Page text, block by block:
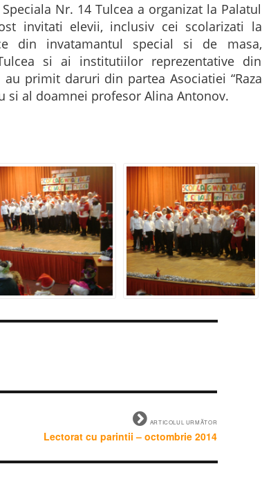
Nr. 14 Tulcea a organizat la Palatul
invitati elevii, inclusiv cei scolarizati la
din invatamantul special si de masa,
si ai institutiilor reprezentative din
primit daruri din partea Asociatiei “Raza
si al doamnei profesor Alina Antonov.
ARTICOLUL URMĂTOR
Lectorat cu parintii – octombrie 2014